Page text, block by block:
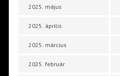
2025. május
2025. április
2025. március
2025. február